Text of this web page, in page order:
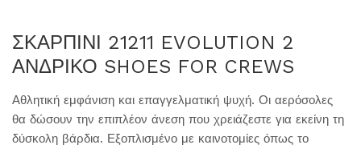
ΣΚΑΡΠΙΝΙ 21211 EVOLUTION 2
ΑΝΔΡΙΚΟ SHOES FOR CREWS
Αθλητική εμφάνιση και επαγγελματική ψυχή. Οι αερόσολες
θα δώσουν την επιπλέον άνεση που χρειάζεστε για εκείνη τη
δύσκολη βάρδια. Εξοπλισμένο με καινοτομίες όπως το